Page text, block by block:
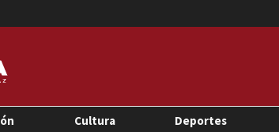
Cultura Deportes